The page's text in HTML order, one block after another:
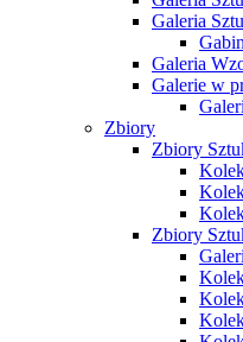
Galeria
Galeria
Galerie w
Zbiory
Zbiory
Zbiory